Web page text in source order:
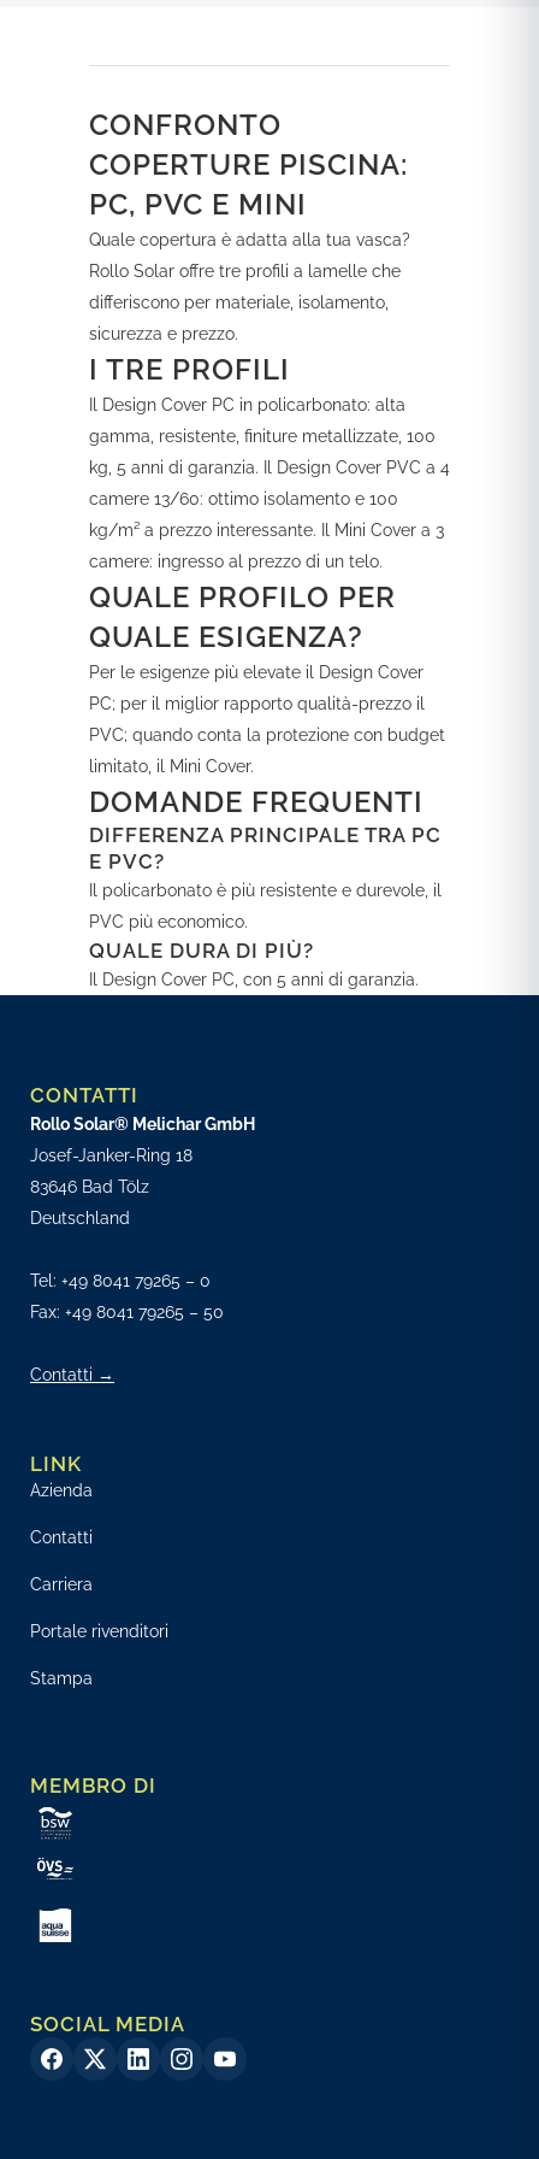
CONFRONTO
COPERTURE PISCINA:
PC, PVC E MINI
Quale copertura è adatta alla tua vasca?
Rollo Solar offre tre profili a lamelle che
differiscono per materiale, isolamento,
sicurezza e prezzo.
I TRE PROFILI
Il Design Cover PC in policarbonato: alta
gamma, resistente, finiture metallizzate, 100
kg, 5 anni di garanzia. Il Design Cover PVC a 4
camere 13/60: ottimo isolamento e 100
kg/m² a prezzo interessante. Il Mini Cover a 3
camere: ingresso al prezzo di un telo.
QUALE PROFILO PER
QUALE ESIGENZA?
Per le esigenze più elevate il Design Cover
PC; per il miglior rapporto qualità-prezzo il
PVC; quando conta la protezione con budget
limitato, il Mini Cover.
DOMANDE FREQUENTI
DIFFERENZA PRINCIPALE TRA PC
E PVC?
Il policarbonato è più resistente e durevole, il
PVC più economico.
QUALE DURA DI PIÙ?
Il Design Cover PC, con 5 anni di garanzia.
CONTATTI
Rollo Solar® Melichar GmbH
Josef-Janker-Ring 18
83646 Bad Tölz
Deutschland
Tel: +49 8041 79265 – 0
Fax: +49 8041 79265 – 50
Contatti →
LINK
Azienda
Contatti
Carriera
Portale rivenditori
Stampa
MEMBRO DI
SOCIAL MEDIA